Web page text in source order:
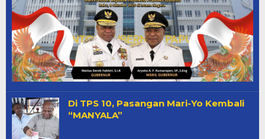
Di TPS 10, Pasangan Mari-Yo Kembali
“MANYALA”